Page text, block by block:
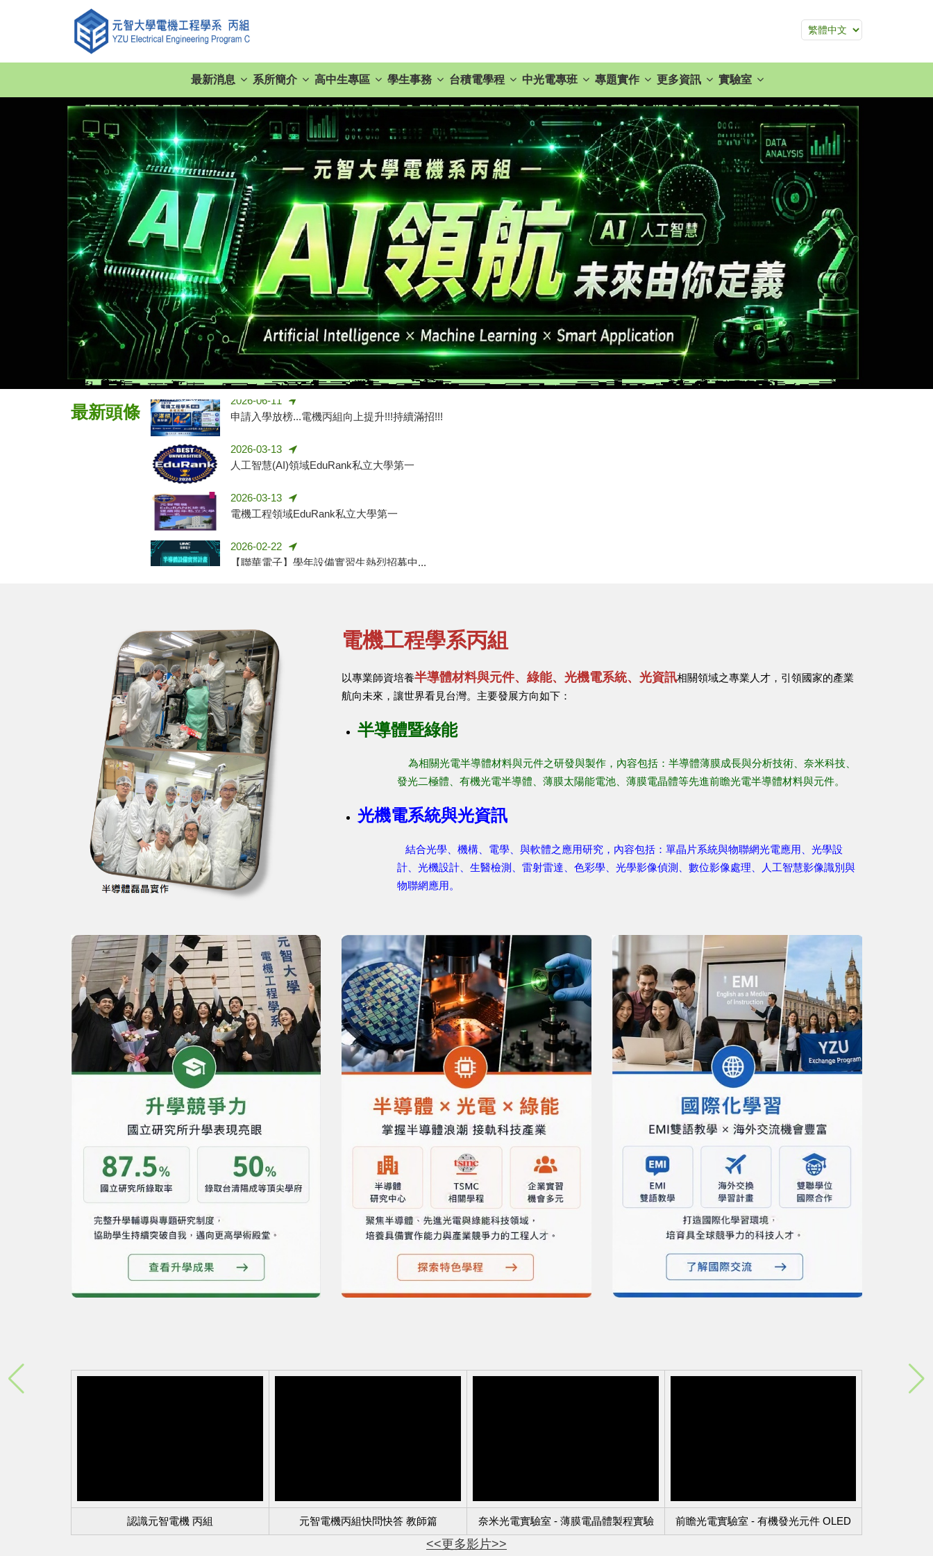
最新消息 系所簡介 高中生專區 學生事務 台積電學程 中光電專班 專題實作 更多資訊 實驗室
最新頭條
2026-08-02
【開放報名】元智_台積電NTC 半導體實務課程 — 敬邀同學踴躍報名！
2026-07-06
賀！電機丙組師生通過國科會115年度大專學生研究計畫
2026-06-11
申請入學放榜...電機丙組向上提升!!!持續滿招!!!
2026-03-13
人工智慧(AI)領域EduRank私立大學第一
2026-03-13
電機工程領域EduRank私立大學第一
2026-02-22
【聯華電子】學年設備實習生熱烈招募中...
2026-02-22
電機系丙組碩士班考試入學報名申請人數大幅成長64% !!
2026-03-10
電機系丙組大學部國內外升學表現亮眼！
2025-12-19
2026年 英特爾台灣 (Intel Taiwan) 招募計畫
2026-08-02
【開放報名】元智_台積電NTC 半導體實務課程 — 敬邀同學踴躍報名！
2026-07-06
賀！電機丙組師生通過國科會115年度大專學生研究計畫
2026-06-11
申請入學放榜...電機丙組向上提升!!!持續滿招!!!
2026-03-13
2026-03-13
電機工程領域EduRank私立大學第一
2026-02-22
【聯華電子】學年設備實習生熱烈招募中...
2026-02-22
電機系丙組碩士班考試入學報名申請人數大幅成長64% !!
115學年度電機丙組碩士班甄試入學滿招！考試入學115年2月9日截止報名唷！
2026-03-10
電機系丙組大學部國內外升學表現亮眼！
2025-12-19
2026年 英特爾台灣 (Intel Taiwan) 招募計畫
電機工程學系丙組
以專業師資培養半導體材料與元件、綠能、光機電系統、光資訊相關領域之專業人才，引領國家的產業
航向未來，讓世界看見台灣。主要發展方向如下：
半導體暨綠能
為相關光電半導體材料與元件之研發與製作，內容包括：半導體薄膜成長與分析技術、奈米科技、
發光二極體、有機光電半導體、薄膜太陽能電池、薄膜電晶體等先進前瞻光電半導體材料與元件。
光機電系統與光資訊
結合光學、機構、電學、與軟體之應用研究，內容包括：單晶片系統與物聯網光電應用、光學設
計、光機設計、生醫檢測、雷射雷達、色彩學、光學影像偵測、數位影像處理、人工智慧影像識別與
物聯網應用。
認識元智電機 丙組 元智電機丙組快問快答 教師篇 奈米光電實驗室 - 薄膜電晶體製程實驗 前瞻光電實驗室 - 有機發光元件 OLED
<<更多影片>>